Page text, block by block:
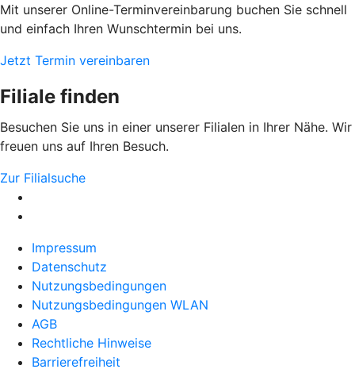
Mit unserer Online-Terminvereinbarung buchen Sie schnell
und einfach Ihren Wunschtermin bei uns.
Jetzt Termin vereinbaren
Filiale finden
Besuchen Sie uns in einer unserer Filialen in Ihrer Nähe. Wir
freuen uns auf Ihren Besuch.
Zur Filialsuche
Impressum
Datenschutz
Nutzungsbedingungen
Nutzungsbedingungen WLAN
AGB
Rechtliche Hinweise
Barrierefreiheit